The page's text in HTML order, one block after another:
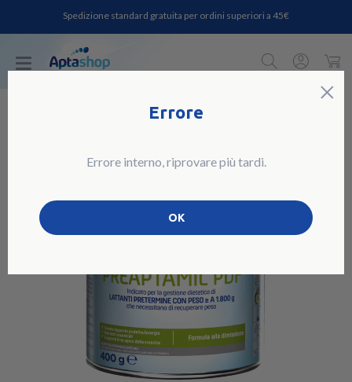
×
Errore
Errore interno, riprovare più tardi.
OK
Spedizione standard gratuita per ordini superiori a 45€